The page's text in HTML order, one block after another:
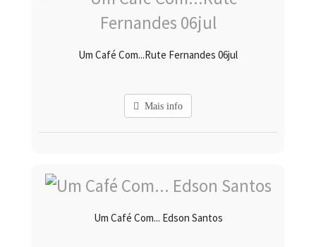
Um Café Com...Rute Fernandes 06jul
Mais info
Um Café Com... Edson Santos